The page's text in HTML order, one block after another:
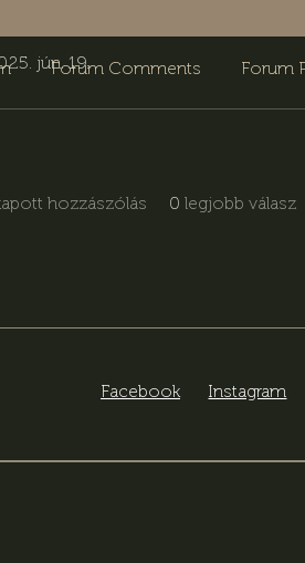
jún. 19.
hozzászólás 0 legjobb válasz
Forum Comments Forum
Facebook Instagram